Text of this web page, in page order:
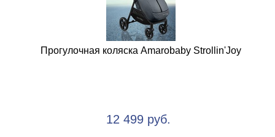
Прогулочная коляска Amarobaby Strollin'Joy
12 499 руб.